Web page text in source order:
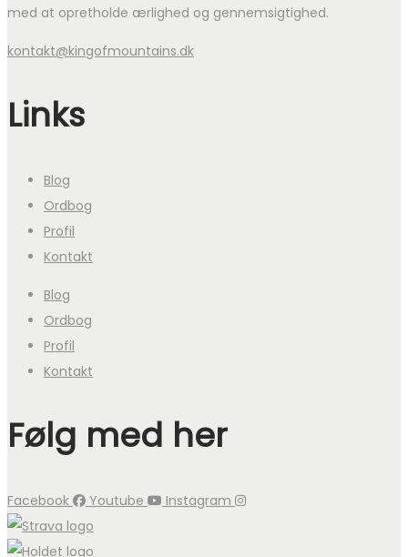
med at opretholde ærlighed og gennemsigtighed.
kontakt@kingofmountains.dk
Links
Blog
Ordbog
Profil
Kontakt
Blog
Ordbog
Profil
Kontakt
Følg med her
Facebook Youtube Instagram